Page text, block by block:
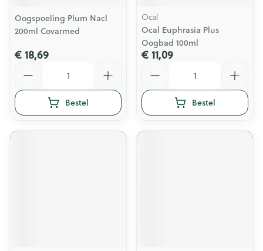
Oogspoeling Plum Nacl
200ml Covarmed
€ 18,69
Bestel
Ocal
Ocal Euphrasia Plus
Oogbad 100ml
€ 11,09
Bestel